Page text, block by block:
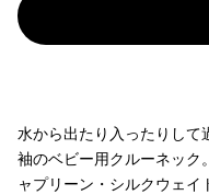
水から出たり入ったりして
袖のベビー用クルーネック
ャプリーン・シルクウェイ